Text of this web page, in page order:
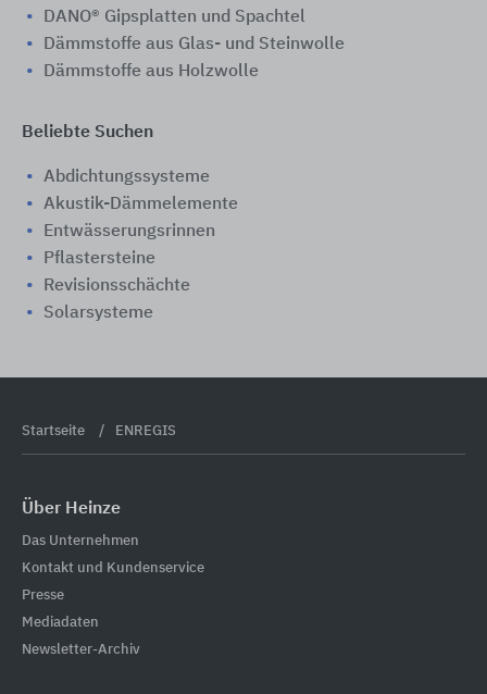
DANO® Gipsplatten und Spachtel
Dämmstoffe aus Glas- und Steinwolle
Dämmstoffe aus Holzwolle
Beliebte Suchen
Abdichtungssysteme
Akustik-Dämmelemente
Entwässerungsrinnen
Pflastersteine
Revisionsschächte
Solarsysteme
Startseite ENREGIS
Über Heinze
Das Unternehmen
Kontakt und Kundenservice
Presse
Mediadaten
Newsletter-Archiv